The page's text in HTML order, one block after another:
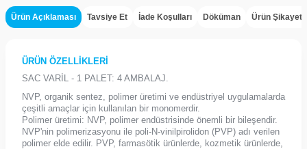
Ürün Açıklaması Tavsiye Et İade Koşulları Döküman Ürün Şikayet
ÜRÜN ÖZELLİKLERİ
SAC VARİL - 1 PALET: 4 AMBALAJ.
NVP, organik sentez, polimer üretimi ve endüstriyel uygulamalarda
çeşitli amaçlar için kullanılan bir monomerdir.
Polimer üretimi: NVP, polimer endüstrisinde önemli bir bileşendir.
NVP'nin polimerizasyonu ile poli-N-vinilpirolidon (PVP) adı verilen
polimer elde edilir. PVP, farmasötik ürünlerde, kozmetik ürünlerde,